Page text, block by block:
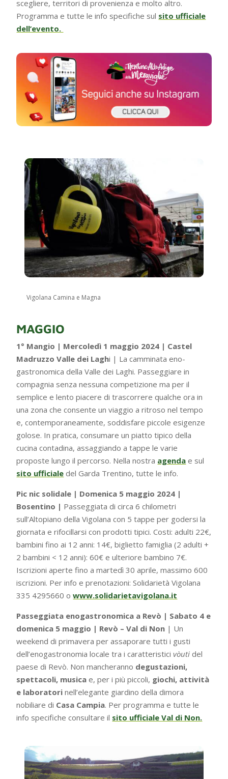
scegliere, territori di provenienza e molto altro.
Programma e tutte le info specifiche sul sito ufficiale
dell’evento.
Vigolana Camina e Magna
MAGGIO
1° Mangio | Mercoledì 1 maggio 2024 | Castel
Madruzzo Valle dei Laghi | La camminata eno-
gastronomica della Valle dei Laghi. Passeggiare in
compagnia senza nessuna competizione ma per il
semplice e lento piacere di trascorrere qualche ora in
una zona che consente un viaggio a ritroso nel tempo
e, contemporaneamente, soddisfare piccole esigenze
golose. In pratica, consumare un piatto tipico della
cucina contadina, assaggiando a tappe le varie
proposte lungo il percorso. Nella nostra agenda e sul
sito ufficiale del Garda Trentino, tutte le info.
Pic nic solidale | Domenica 5 maggio 2024 |
Bosentino | Passeggiata di circa 6 chilometri
sull’Altopiano della Vigolana con 5 tappe per godersi la
giornata e rifocillarsi con prodotti tipici. Costi: adulti 22€,
bambini fino ai 12 anni: 14€, biglietto famiglia (2 adulti +
2 bambini < 12 anni): 60€ e ulteriore bambino 7€.
Iscrizioni aperte fino a martedì 30 aprile, massimo 600
iscrizioni. Per info e prenotazioni: Solidarietà Vigolana
335 4295660 owww.solidarietavigolana.it
Passeggiata enogastronomica a Revò | Sabato 4 e
domenica 5 maggio | Revò – Val di Non | Un
weekend di primavera per assaporare tutti i gusti
dell’enogastronomia locale tra i caratteristicivòuti del
paese di Revò. Non mancheranno degustazioni,
spettacoli, musica e, per i più piccoli, giochi, attività
e laboratori nell’elegante giardino della dimora
nobiliare di Casa Campia. Per programma e tutte le
info specifiche consultare il sito ufficiale Val di Non.